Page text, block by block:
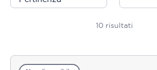
10 risultati